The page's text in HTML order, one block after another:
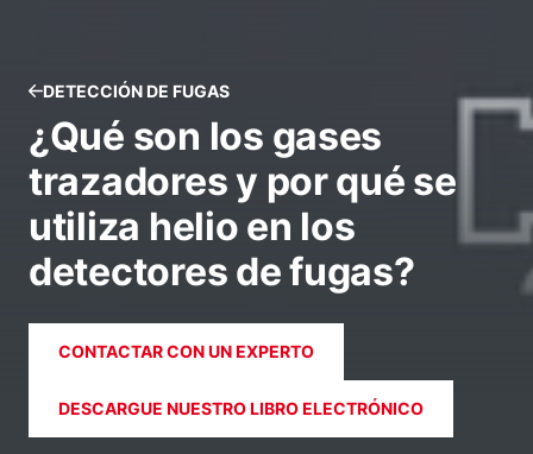
DETECCIÓN DE FUGAS
¿Qué son los gases
trazadores y por qué se
utiliza helio en los
detectores de fugas?
CONTACTAR CON UN EXPERTO
DESCARGUE NUESTRO LIBRO ELECTRÓNICO